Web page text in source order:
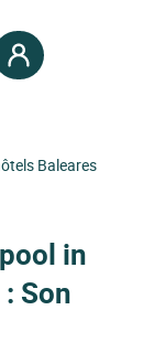
Baleares
in
Son